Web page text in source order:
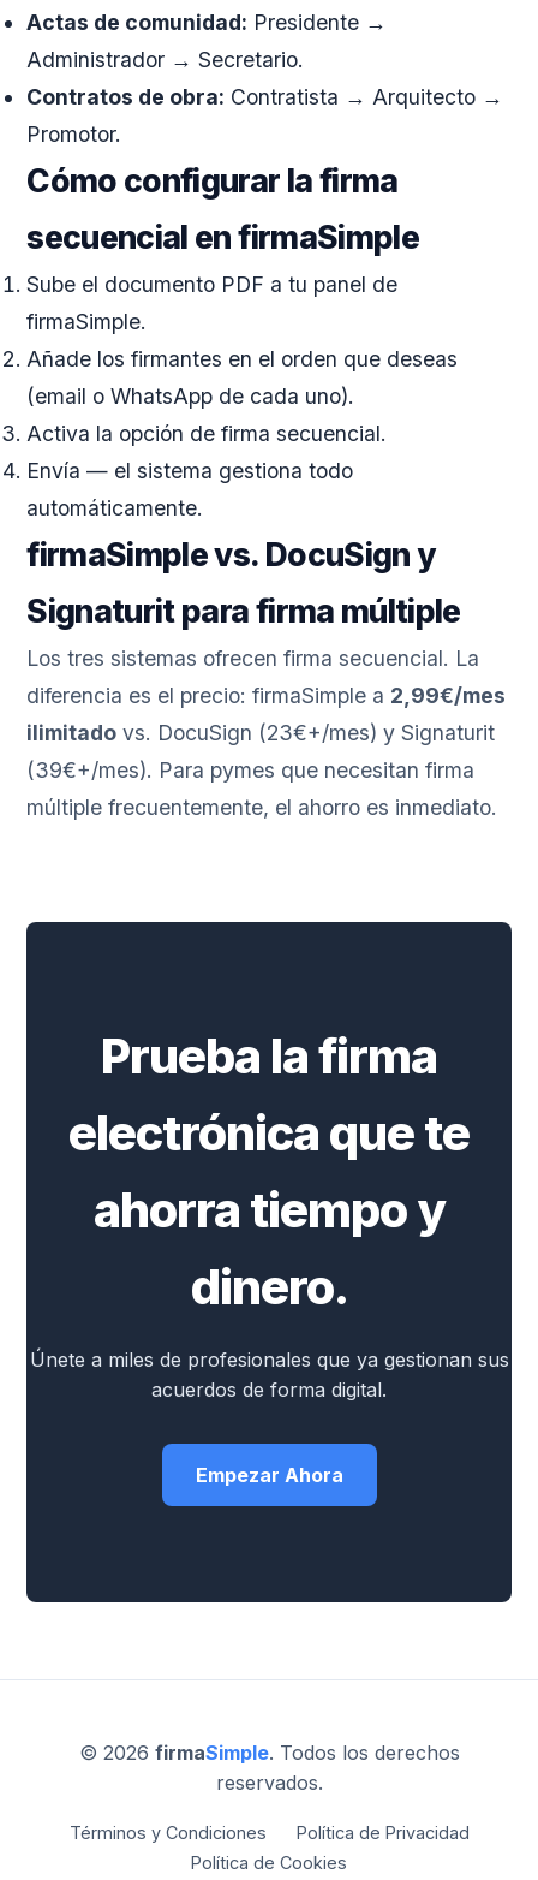
Actas de comunidad: Presidente →
Administrador → Secretario.
Contratos de obra: Contratista → Arquitecto →
Promotor.
Cómo configurar la firma
secuencial en firmaSimple
Sube el documento PDF a tu panel de
firmaSimple.
Añade los firmantes en el orden que deseas
(email o WhatsApp de cada uno).
Activa la opción de firma secuencial.
Envía — el sistema gestiona todo
automáticamente.
firmaSimple vs. DocuSign y
Signaturit para firma múltiple
Los tres sistemas ofrecen firma secuencial. La
diferencia es el precio: firmaSimple a 2,99€/mes
ilimitado vs. DocuSign (23€+/mes) y Signaturit
(39€+/mes). Para pymes que necesitan firma
múltiple frecuentemente, el ahorro es inmediato.
Prueba la firma
electrónica que te
ahorra tiempo y
dinero.
Únete a miles de profesionales que ya gestionan sus
acuerdos de forma digital.
Empezar Ahora
© 2026 firmaSimple. Todos los derechos
reservados.
Términos y Condiciones
Política de Privacidad
Política de Cookies